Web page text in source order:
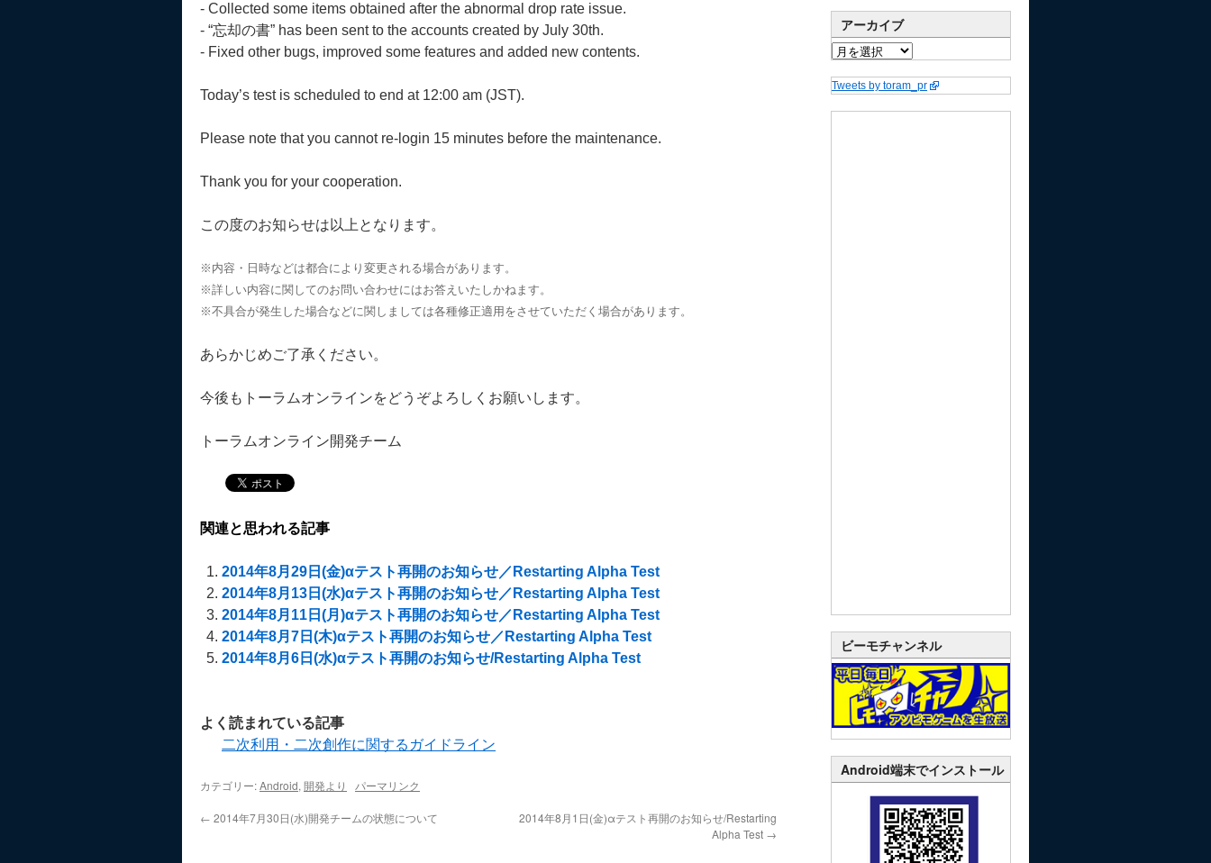
- Collected some items obtained after the abnormal drop rate issue.
- “忘却の書” has been sent to the accounts created by July 30th.
- Fixed other bugs, improved some features and added new contents.
Today’s test is scheduled to end at 12:00 am (JST).
Please note that you cannot re-login 15 minutes before the maintenance.
Thank you for your cooperation.
この度のお知らせは以上となります。
※内容・日時などは都合により変更される場合があります。
※詳しい内容に関してのお問い合わせにはお答えいたしかねます。
※不具合が発生した場合などに関しましては各種修正適用をさせていただく場合があります。
あらかじめご了承ください。
今後もトーラムオンラインをどうぞよろしくお願いします。
トーラムオンライン開発チーム
関連と思われる記事
2014年8月29日(金)αテスト再開のお知らせ／Restarting Alpha Test
2014年8月13日(水)αテスト再開のお知らせ／Restarting Alpha Test
2014年8月11日(月)αテスト再開のお知らせ／Restarting Alpha Test
2014年8月7日(木)αテスト再開のお知らせ／Restarting Alpha Test
2014年8月6日(水)αテスト再開のお知らせ/Restarting Alpha Test
よく読まれている記事
二次利用・二次創作に関するガイドライン
カテゴリー:Android, 開発より パーマリンク
← 2014年7月30日(水)開発チームの状態について
2014年8月1日(金)αテスト再開のお知らせ/Restarting
Alpha Test →
アーカイブ
Tweets by toram_pr
ビーモチャンネル
Android端末でインストール